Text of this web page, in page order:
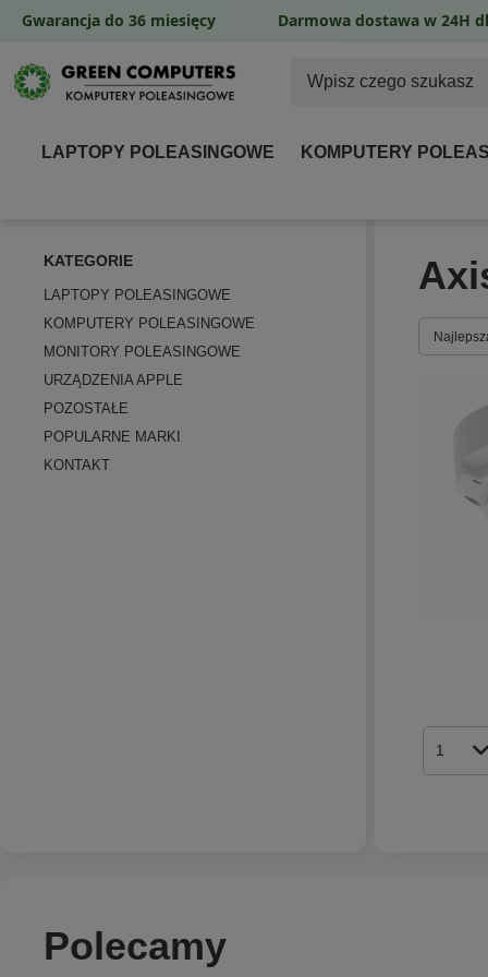
LAPTOPY POLEASINGOWE KOMPUTERY
KATEGORIE
LAPTOPY POLEASINGOWE
KOMPUTERY POLEASINGOWE
MONITORY POLEASINGOWE
URZĄDZENIA APPLE
POZOSTAŁE
POPULARNE MARKI
KONTAKT
Zmień
Ilość
Polecamy
Gwarancja do 36 miesięcy Darmowa dostawa w 24H